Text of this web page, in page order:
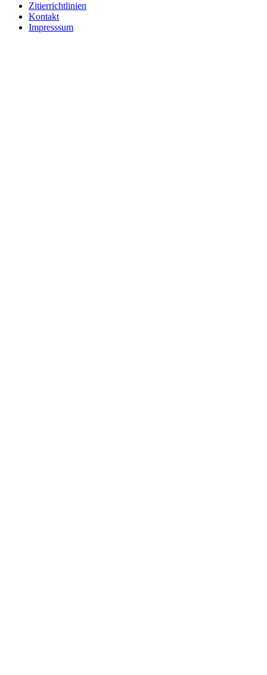
Zitierrichtlinien
Kontakt
Impresssum